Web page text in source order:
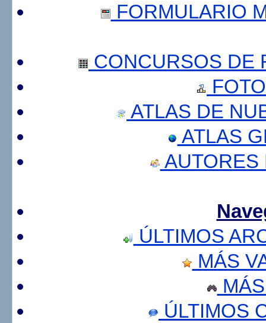
FORMULARIO
CONCURSOS DE
ATLAS DE
ATLAS
AUTORES
ÚLTIMOS
MÁS
ÚLTIMOS